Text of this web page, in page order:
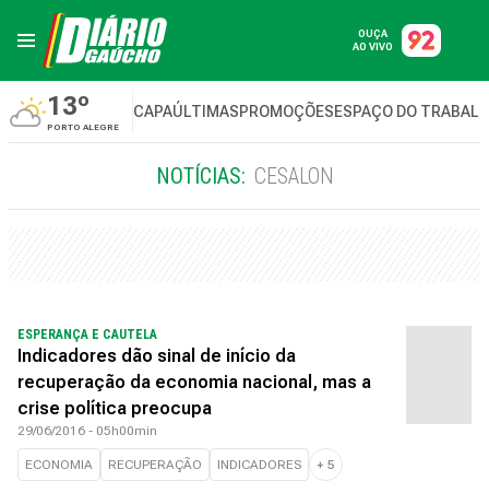
OUÇA
AO VIVO
13º
PORTO ALEGRE
CAPAÚLTIMASPROMOÇÕESESPAÇO DO
NOTÍCIAS: CESALON
ESPERANÇA E CAUTELA
Indicadores dão sinal de início da
recuperação da economia nacional, mas a
crise política preocupa
29/06/2016 - 05h00min
ECONOMIA RECUPERAÇÃO INDICADORES + 5